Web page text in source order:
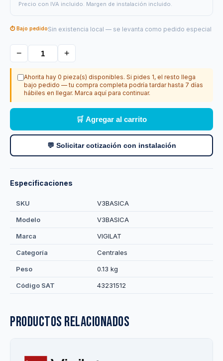
Precio con IVA incluido. Margen de instalación incluido.
⏱ Bajo pedidoSin existencia local — se levanta como pedido especial
− +
Ahorita hay 0 pieza(s) disponibles. Si pides 1, el resto llega
bajo pedido — tu compra completa podría tardar hasta 7 días
hábiles en llegar. Marca aquí para continuar.
🛒 Agregar al carrito
💬 Solicitar cotización con instalación
Especificaciones
SKU V3BASICA
Modelo V3BASICA
Marca VIGILAT
Categoría Centrales
Peso 0.13 kg
Código SAT 43231512
Productos relacionados